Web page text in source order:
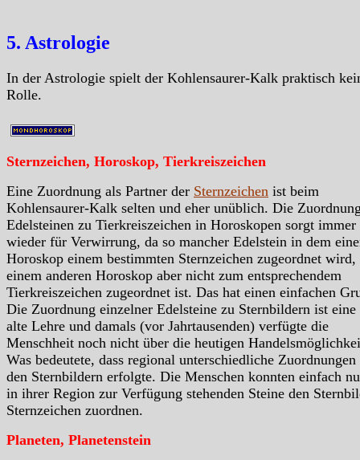
5. Astrologie
In der Astrologie spielt der Kohlensaurer-Kalk praktisch
Rolle.
Sternzeichen, Horoskop, Tierkreiszeichen
Eine Zuordnung als Partner der Sternzeichen ist beim
Kohlensaurer-Kalk selten und eher unüblich. Die
Edelsteinen zu Tierkreiszeichen in Horoskopen sorgt immer
wieder für Verwirrung, da so mancher Edelstein in dem
Horoskop einem bestimmten Sternzeichen zugeordnet
einem anderen Horoskop aber nicht zum entsprechendem
Tierkreiszeichen zugeordnet ist. Das hat einen einfachen
Die Zuordnung einzelner Edelsteine zu Sternbildern ist eine
alte Lehre und damals (vor Jahrtausenden) verfügte die
Menschheit noch nicht über die heutigen
Was bedeutete, dass regional unterschiedliche Zuordnungen
den Sternbildern erfolgte. Die Menschen konnten einfach
in ihrer Region zur Verfügung stehenden Steine den
Sternzeichen zuordnen.
Planeten, Planetenstein